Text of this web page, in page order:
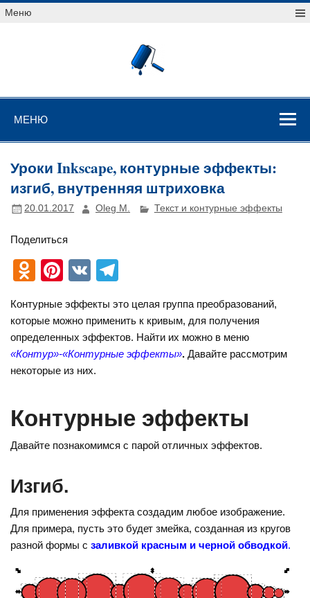
Перейти
Меню
графики
МЕНЮ
Уроки Inkscape, контурные эффекты:
изгиб, внутренняя штриховка
20.01.2017 Oleg M. Текст и контурные эффекты
Поделиться
O
n
o
kl
a
ni
ki
Pi
er
e
st
V
e
gr
a
Контурные эффекты это целая группа преобразований,
которые можно применить к кривым, для получения
определенных эффектов. Найти их можно в меню
«Контур»-«Контурные эффекты».Давайте рассмотрим
некоторые из них.
Контурные эффекты
Давайте познакомимся с парой отличных эффектов.
Изгиб.
Для применения эффекта создадим любое изображение.
Для примера, пусть это будет змейка, созданная из кругов
разной формы сзаливкой красным и черной обводкой.